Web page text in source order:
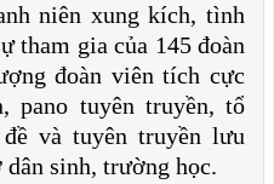
niên xung kích, tình
tham gia của 145 đoàn
đoàn viên tích cực
pano tuyên truyền, tổ
và tuyên truyền lưu
sinh, trường học.